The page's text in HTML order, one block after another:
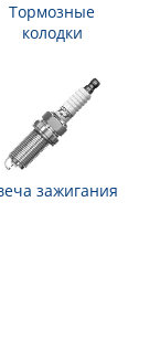
Тормозные
колодки
зажигания